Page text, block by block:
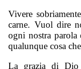
Vivere
carne. Vuol dire
ogni nostra parola
qualunque cosa
La grazia di